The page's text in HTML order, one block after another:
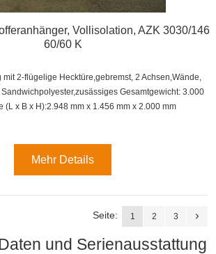
Vollisolation, AZK 3030/146
60/60 K
2-flügelige Hecktüre,gebremst, 2 Achsen,Wände,
Gesamtgewicht: 3.000
(L x B x H):2.948 mm x 1.456 mm x 2.000 mm
Mehr Details
Seite: 1 2 3
und Serienausstattung